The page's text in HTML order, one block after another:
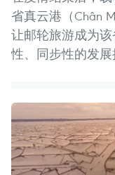
省真云港（Chân
让邮轮旅游成为
性、同步性的发展